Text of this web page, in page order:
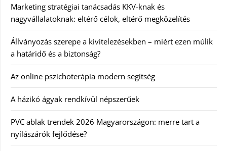
Marketing stratégiai tanácsadás KKV-knak és
nagyvállalatoknak: eltérő célok, eltérő megközelítés
Állványozás szerepe a kivitelezésekben – miért ezen múlik
a határidő és a biztonság?
Az online pszichoterápia modern segítség
A házikó ágyak rendkívül népszerűek
PVC ablak trendek 2026 Magyarországon: merre tart a
nyílászárók fejlődése?